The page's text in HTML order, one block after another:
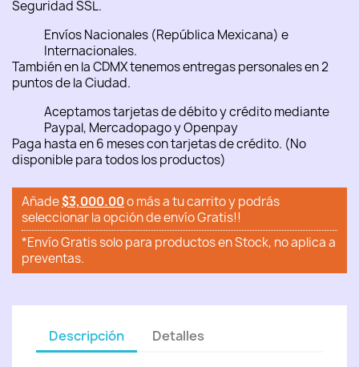
Seguridad SSL.
Envíos Nacionales (República Mexicana) e
Internacionales.
También en la CDMX tenemos entregas personales en 2
puntos de la Ciudad.
Aceptamos tarjetas de débito y crédito mediante
Paypal, Mercadopago y Openpay
Paga hasta en 6 meses con tarjetas de crédito. (No
disponible para todos los productos)
Añade$3,000.00o más a tu carrito y podrás
seleccionar la opción de envío Gratis!!
*Envío Gratis solo para productos en Stock, no aplica a
preventas.
Descripción Detalles